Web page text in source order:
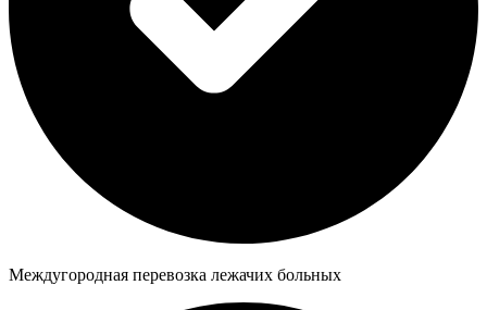
Междугородная перевозка лежачих больных